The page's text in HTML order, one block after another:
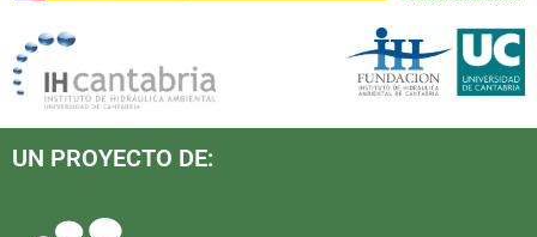
UN PROYECTO DE: